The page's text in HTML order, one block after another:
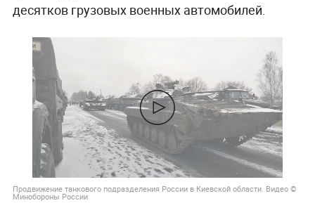
десятков грузовых военных автомобилей.
Продвижение танкового подразделения России в Киевской области. Видео ©
Минобороны России